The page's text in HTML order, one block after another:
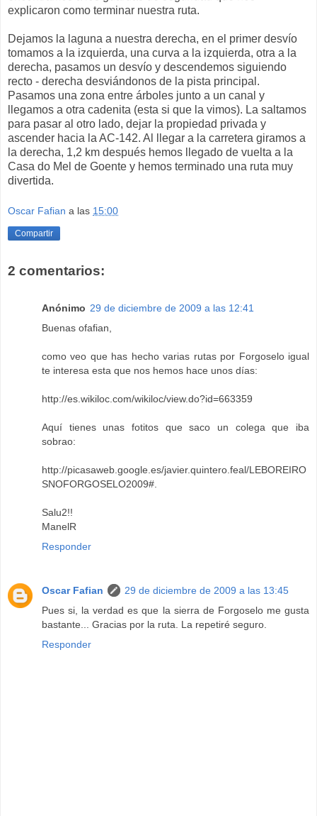
explicaron como terminar nuestra ruta.
Dejamos la laguna a nuestra derecha, en el primer desvío
tomamos a la izquierda, una curva a la izquierda, otra a la
derecha, pasamos un desvío y descendemos siguiendo
recto - derecha desviándonos de la pista principal.
Pasamos una zona entre árboles junto a un canal y
llegamos a otra cadenita (esta si que la vimos). La saltamos
para pasar al otro lado, dejar la propiedad privada y
ascender hacia la AC-142. Al llegar a la carretera giramos a
la derecha, 1,2 km después hemos llegado de vuelta a la
Casa do Mel de Goente y hemos terminado una ruta muy
divertida.
Oscar Fafian a las 15:00
Compartir
2 comentarios:
Anónimo 29 de diciembre de 2009 a las 12:41
Buenas ofafian,
como veo que has hecho varias rutas por Forgoselo igual
te interesa esta que nos hemos hace unos días:
http://es.wikiloc.com/wikiloc/view.do?id=663359
Aquí tienes unas fotitos que saco un colega que iba
sobrao:
http://picasaweb.google.es/javier.quintero.feal/LEBOREIRO
SNOFORGOSELO2009#
Salu2!!
ManelR
Responder
Oscar Fafian
29 de diciembre de 2009 a las 13:45
Pues si, la verdad es que la sierra de Forgoselo me gusta
bastante... Gracias por la ruta. La repetiré seguro.
Responder